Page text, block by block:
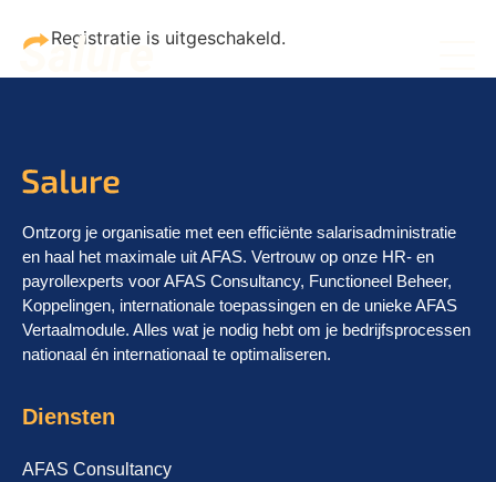
Registratie is uitgeschakeld.
Ontzorg je organisatie met een efficiënte salarisadministratie
en haal het maximale uit AFAS. Vertrouw op onze HR- en
payrollexperts voor AFAS Consultancy, Functioneel Beheer,
Koppelingen, internationale toepassingen en de unieke AFAS
Vertaalmodule. Alles wat je nodig hebt om je bedrijfsprocessen
nationaal én internationaal te optimaliseren.
Diensten
AFAS Consultancy